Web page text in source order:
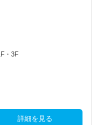
・3F
詳細を見る